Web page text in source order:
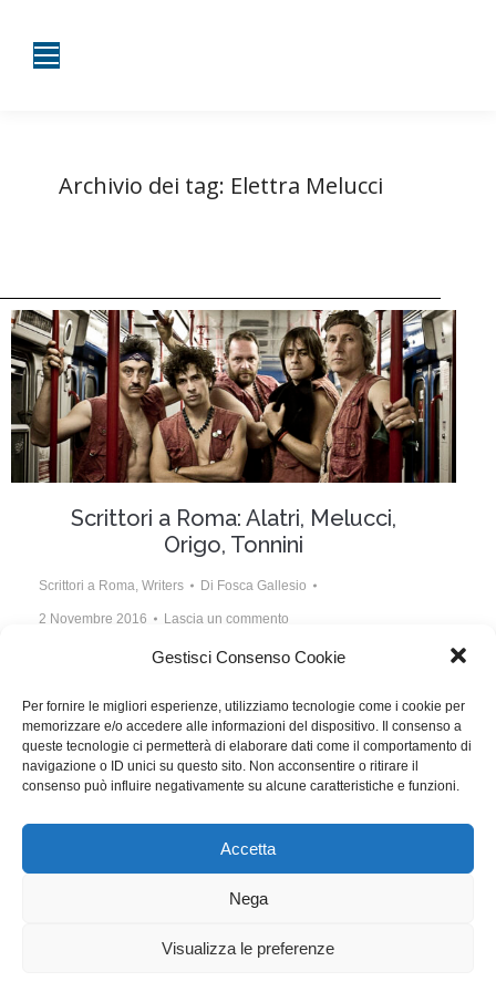
Gestisci Consenso Cookie
Per fornire le migliori esperienze, utilizziamo tecnologie come i cookie per
memorizzare e/o accedere alle informazioni del dispositivo. Il consenso a
queste tecnologie ci permetterà di elaborare dati come il comportamento di
navigazione o ID unici su questo sito. Non acconsentire o ritirare il
consenso può influire negativamente su alcune caratteristiche e funzioni.
Accetta
Nega
Visualizza le preferenze
Archivio dei tag: Elettra Melucci
Scrittori a Roma: Alatri, Melucci,
Origo, Tonnini
Scrittori a Roma, Writers Di Fosca Gallesio
2 Novembre 2016 Lascia un commento
La scrittura del film “In bici senza sella”: sei episodi
autori del collettivo che ha realizzato il film presentato
nella sezione Alice nella città alla Festa di Roma 2016
e in uscita al cinema.
+39 347 2461036
WGItalia